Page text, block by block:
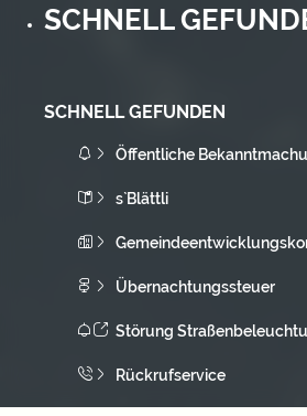
SCHNELL
SCHNELL GEFUNDEN
Öffentliche
s`Blättli
Übernachtungssteuer
Störung
Rückrufservice